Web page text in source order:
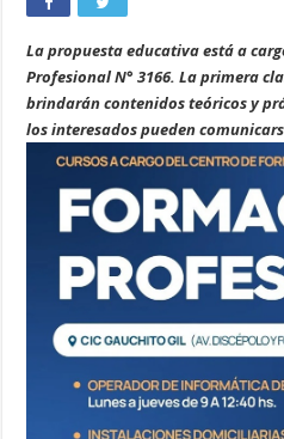
La propuesta educativa está a
Profesional N° 3166. La primera
brindarán contenidos teóricos y
los interesados pueden